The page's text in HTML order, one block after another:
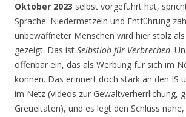
Oktober 2023 selbst vorgeführt hat,
Sprache: Niedermetzeln und Entführung
unbewaffneter Menschen wird hier stolz
gezeigt. Das ist Selbstlob für Verbrechen.
offenbar ein, das als Werbung für sich im
können. Das erinnert doch stark an den IS
im Netz (Videos zur Gewaltverherrlichung,
Greueltaten), und es legt den Schluss